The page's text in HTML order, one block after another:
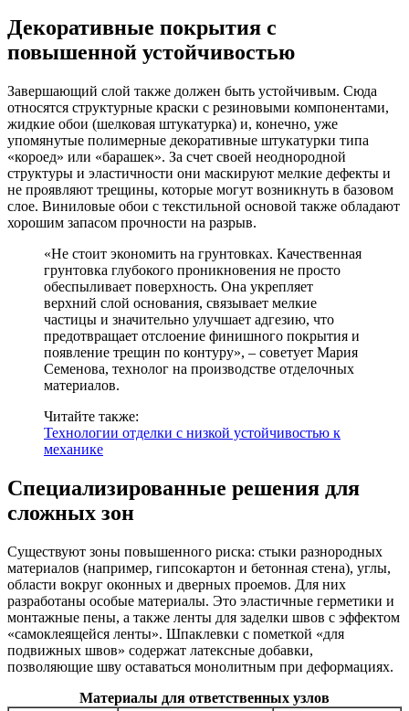
Декоративные покрытия с
повышенной устойчивостью
Завершающий слой также должен быть устойчивым. Сюда
относятся структурные краски с резиновыми компонентами,
жидкие обои (шелковая штукатурка) и, конечно, уже
упомянутые полимерные декоративные штукатурки типа
«короед» или «барашек». За счет своей неоднородной
структуры и эластичности они маскируют мелкие дефекты и
не проявляют трещины, которые могут возникнуть в базовом
слое. Виниловые обои с текстильной основой также обладают
хорошим запасом прочности на разрыв.
«Не стоит экономить на грунтовках. Качественная
грунтовка глубокого проникновения не просто
обеспыливает поверхность. Она укрепляет
верхний слой основания, связывает мелкие
частицы и значительно улучшает адгезию, что
предотвращает отслоение финишного покрытия и
появление трещин по контуру», – советует Мария
Семенова, технолог на производстве отделочных
материалов.
Читайте также:
Технологии отделки с низкой устойчивостью к
механике
Специализированные решения для
сложных зон
Существуют зоны повышенного риска: стыки разнородных
материалов (например, гипсокартон и бетонная стена), углы,
области вокруг оконных и дверных проемов. Для них
разработаны особые материалы. Это эластичные герметики и
монтажные пены, а также ленты для заделки швов с эффектом
«самоклеящейся ленты». Шпаклевки с пометкой «для
подвижных швов» содержат латексные добавки,
позволяющие шву оставаться монолитным при деформациях.
Материалы для ответственных узлов